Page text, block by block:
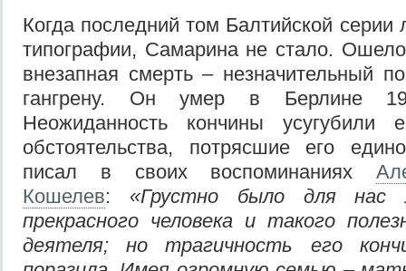
Когда последний том Балтийской серии
типографии, Самарина не стало.
внезапная смерть – незначительный
гангрену. Он умер в Берлине
Неожиданность кончины
обстоятельства, потрясшие его
писал в своих воспоминаниях
Кошелев: «Грустно было для нас
прекрасного человека и такого
деятеля; но трагичность его